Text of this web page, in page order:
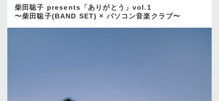
23
24 25 26 27
30
31
柴田聡子 presents「ありがとう」vol.1
〜柴田聡子(BAND SET) × パソコン音楽クラブ〜